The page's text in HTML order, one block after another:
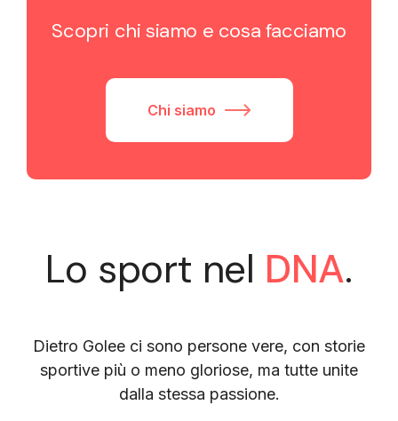
Scopri chi siamo e cosa facciamo
Chi siamo
Lo sport nel DNA.
Dietro Golee ci sono persone vere, con storie
sportive più o meno gloriose, ma tutte unite
dalla stessa passione.